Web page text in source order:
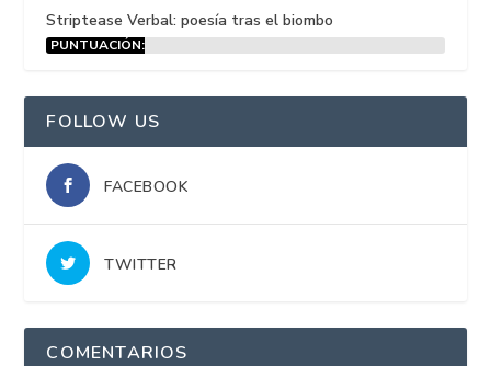
Striptease Verbal: poesía tras el biombo
PUNTUACIÓN:
FOLLOW US
FACEBOOK
TWITTER
COMENTARIOS